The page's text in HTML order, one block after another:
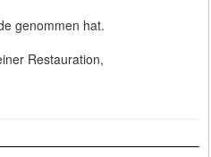
genommen hat.
Restauration,